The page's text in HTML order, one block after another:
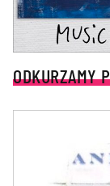
ODKURZAMY